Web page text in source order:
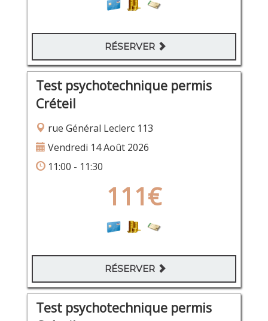
RÉSERVER
Test psychotechnique permis
Créteil
rue Général Leclerc 113
Vendredi 14 Août 2026
11:00 - 11:30
111€
RÉSERVER
Test psychotechnique permis